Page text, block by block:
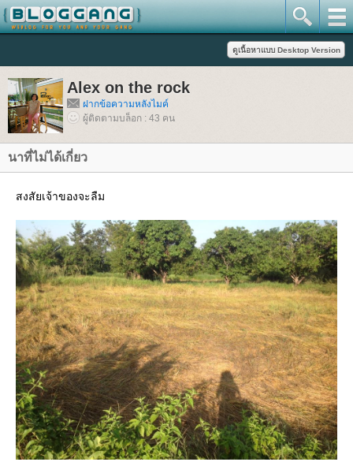
Alex on the rock
ฝากข้อความหลังไมค์
ผู้ติดตามบล็อก : 43 คน
นาที่ไม่ได้เกี่ยว
สงสัยเจ้าของจะลืม